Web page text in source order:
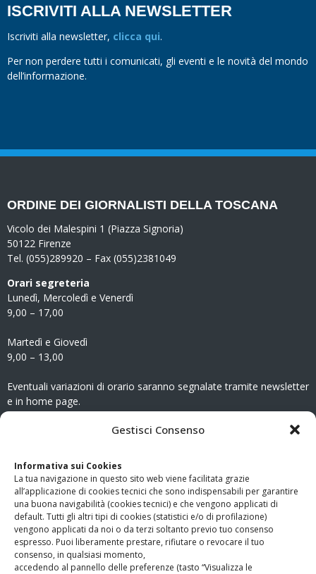
Gestisci Consenso
Informativa sui Cookies
La tua navigazione in questo sito web viene facilitata grazie
all’applicazione di cookies tecnici che sono indispensabili per garantire
una buona navigabilità (cookies tecnici) e che vengono applicati di
default. Tutti gli altri tipi di cookies (statistici e/o di profilazione)
vengono applicati da noi o da terzi soltanto previo tuo consenso
espresso. Puoi liberamente prestare, rifiutare o revocare il tuo
consenso, in qualsiasi momento,
accedendo al pannello delle preferenze (tasto “Visualizza le
ISCRIVITI ALLA NEWSLETTER
Iscriviti alla newsletter, clicca qui.
Per non perdere tutti i comunicati, gli eventi e le novità del mondo
dell’informazione.
ORDINE DEI GIORNALISTI DELLA TOSCANA
Vicolo dei Malespini 1 (Piazza Signoria)
50122 Firenze
Tel. (055)289920 – Fax (055)2381049
Orari segreteria
Lunedì, Mercoledì e Venerdì
9,00 – 17,00
Martedì e Giovedì
9,00 – 13,00
Eventuali variazioni di orario saranno segnalate tramite newsletter
e in home page.
www.odg.toscana.it – testata registrata presso il Tribunale di
Firenze al nr. 5208 dell’ 08.10.2002. Direttore responsabile:
Giampaolo Marchini – C.F. 80005790482
LINK UTILI